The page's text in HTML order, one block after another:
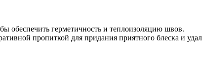
обеспечить герметичность и теплоизоляцию швов.
пропиткой для придания приятного блеска и